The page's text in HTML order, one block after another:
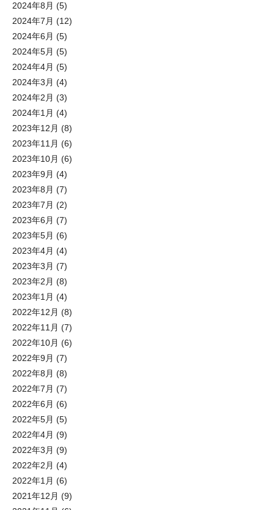
2024年8月 (5)
2024年7月 (12)
2024年6月 (5)
2024年5月 (5)
2024年4月 (5)
2024年3月 (4)
2024年2月 (3)
2024年1月 (4)
2023年12月 (8)
2023年11月 (6)
2023年10月 (6)
2023年9月 (4)
2023年8月 (7)
2023年7月 (2)
2023年6月 (7)
2023年5月 (6)
2023年4月 (4)
2023年3月 (7)
2023年2月 (8)
2023年1月 (4)
2022年12月 (8)
2022年11月 (7)
2022年10月 (6)
2022年9月 (7)
2022年8月 (8)
2022年7月 (7)
2022年6月 (6)
2022年5月 (5)
2022年4月 (9)
2022年3月 (9)
2022年2月 (4)
2022年1月 (6)
2021年12月 (9)